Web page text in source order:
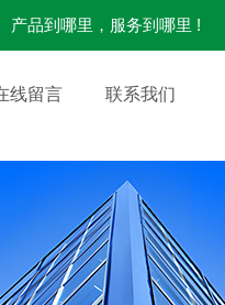
产品到哪里，服务到哪里 !
线留言 联系我们